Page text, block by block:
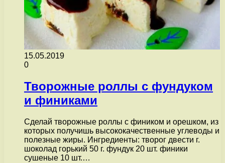
15.05.2019
0
Творожные роллы с фундуком
и финиками
Сделай творожные роллы с фиником и орешком, из
которых получишь высококачественные углеводы и
полезные жиры. Ингредиенты: творог двести г.
шоколад горький 50 г. фундук 20 шт. финики
сушеные 10 шт.…